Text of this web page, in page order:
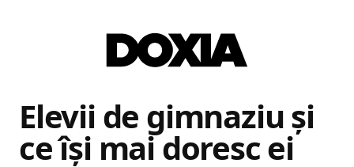
Elevii de gimnaziu și
ce își mai doresc ei